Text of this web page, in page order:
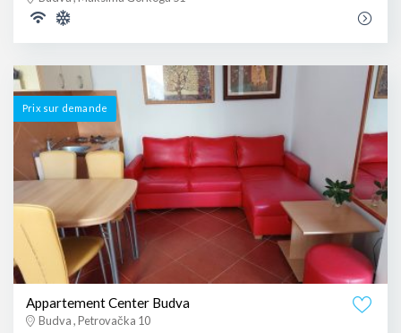
Prix ​​sur demande
Appartement Center Budva
Budva , Petrovačka 10